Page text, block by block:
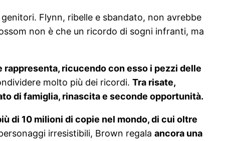
Flynn, ribelle e sbandato, non avrebbe
non è che un ricordo di sogni infranti, ma
ricucendo con esso i pezzi delle
molto più dei ricordi. Tra risate,
di famiglia, rinascita e seconde opportunità.
di 10 milioni di copie nel mondo, di cui oltre
irresistibili, Brown regala ancora una